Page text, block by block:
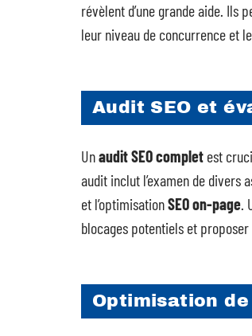
révèlent d’une grande aide. Ils
leur niveau de concurrence et
Audit SEO et
Unaudit SEO complet est
audit inclut l’examen de divers
et l’optimisationSEO on-page.
blocages potentiels et
Optimisation